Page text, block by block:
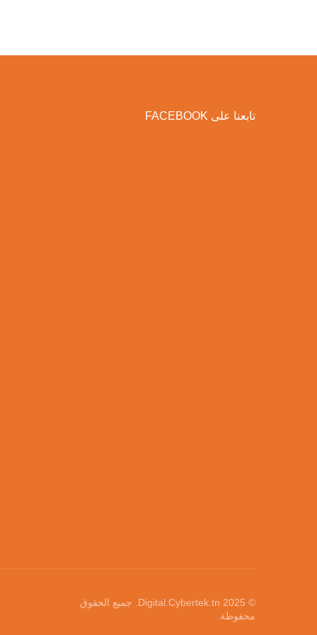
تابعنا على FACEBOOK
© 2025
Digital.Cybertek.tn . جميع الحقوق
محفوظة.